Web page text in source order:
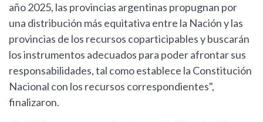
año 2025, las provincias argentinas propugnan por
una distribución más equitativa entre la Nación y las
provincias de los recursos coparticipables y buscarán
los instrumentos adecuados para poder afrontar sus
responsabilidades, tal como establece la Constitución
Nacional con los recursos correspondientes",
finalizaron.